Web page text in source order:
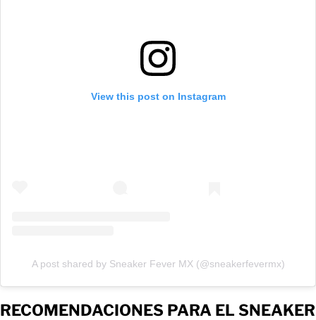
View this post on Instagram
A post shared by Sneaker Fever MX (@sneakerfevermx)
RECOMENDACIONES PARA EL SNEAKER